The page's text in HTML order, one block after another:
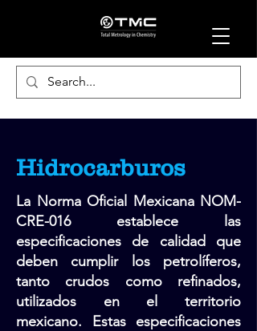
Hidrocarburos
La Norma Oficial Mexicana NOM-
CRE-016 establece las
especificaciones de calidad que
deben cumplir los petrolíferos,
tanto crudos como refinados,
utilizados en el territorio
mexicano. Estas especificaciones